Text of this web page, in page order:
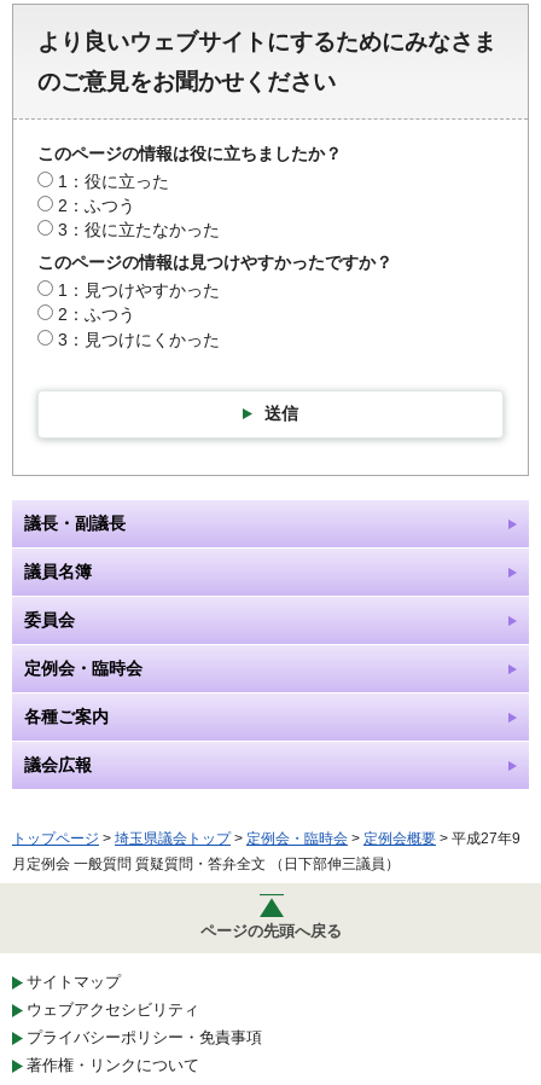
より良いウェブサイトにするためにみなさま
のご意見をお聞かせください
このページの情報は役に立ちましたか？
1：役に立った
2：ふつう
3：役に立たなかった
このページの情報は見つけやすかったですか？
1：見つけやすかった
2：ふつう
3：見つけにくかった
送信
議長・副議長
議員名簿
委員会
定例会・臨時会
各種ご案内
議会広報
トップページ > 埼玉県議会トップ> 定例会・臨時会 > 定例会概要 > 平成27年9
月定例会 一般質問 質疑質問・答弁全文 （日下部伸三議員）
ページの先頭へ戻る
サイトマップ
ウェブアクセシビリティ
プライバシーポリシー・免責事項
著作権・リンクについて